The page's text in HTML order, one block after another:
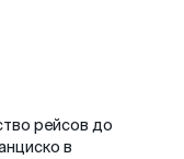
рейсов до
в